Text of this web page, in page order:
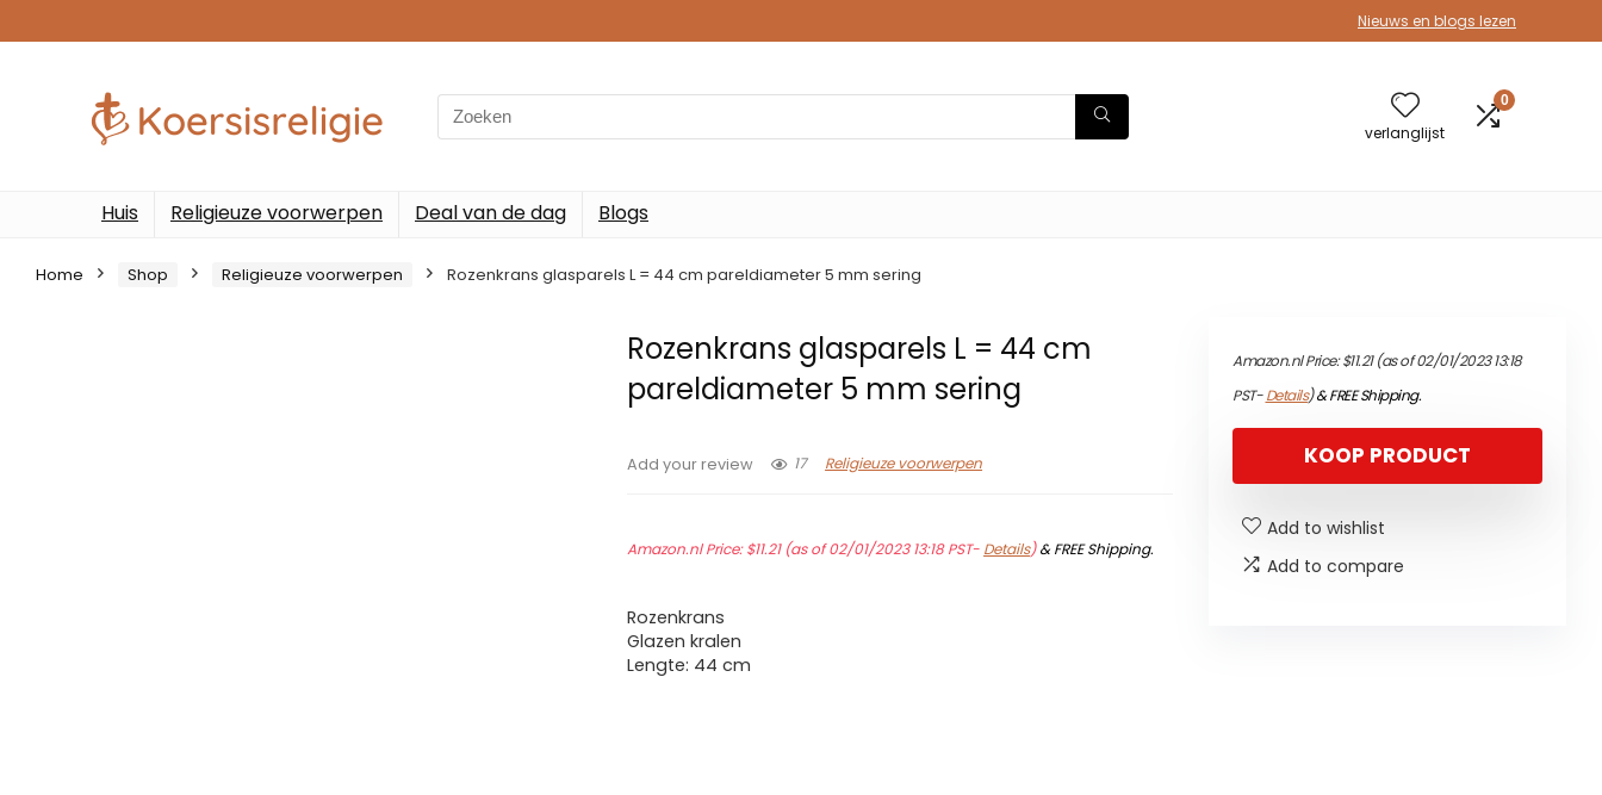
Nieuws en blogs lezen
Search
for:
verlanglijst
0
Huis Religieuze voorwerpen Deal van de dag Blogs
Home Shop Religieuze voorwerpen Rozenkrans glasparels L = 44 cm pareldiameter 5 mm sering
Rozenkrans glasparels L = 44 cm
pareldiameter 5 mm sering
Add your review 17 Religieuze voorwerpen
Amazon.nl Price:$11.21(as of 02/01/2023 13:18 PST- Details)&FREE Shipping.
Rozenkrans
Glazen kralen
Lengte: 44 cm
Amazon.nl Price:$11.21(as of 02/01/2023 13:18
PST-Details)&FREE Shipping.
KOOP PRODUCT
Add to wishlist
Add to compare